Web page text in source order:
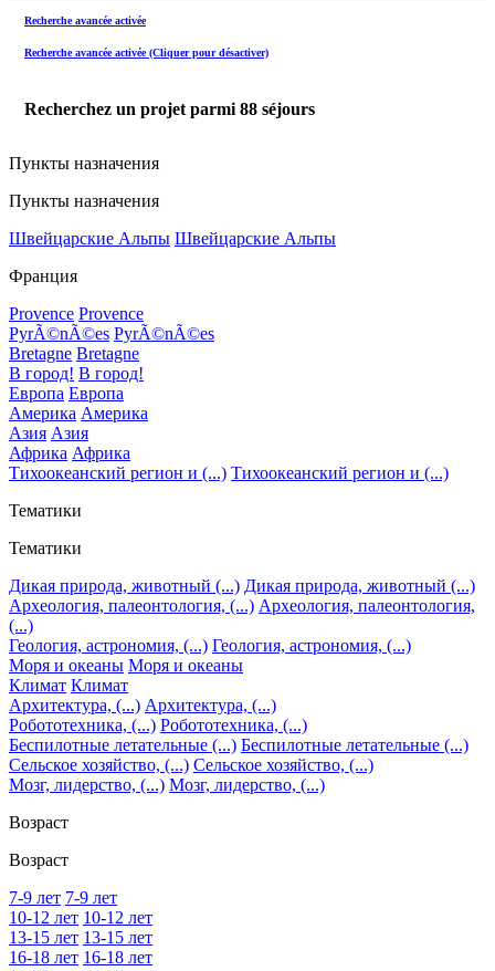
Recherche avancée activée
Recherche avancée activée (Cliquer pour désactiver)
Recherchez un projet parmi 88 séjours
Пункты назначения
Пункты назначения
Швейцарские Альпы Швейцарские Альпы
Франция
Provence Provence
PyrÃ©nÃ©es PyrÃ©nÃ©es
Bretagne Bretagne
В город! В город!
Европа Европа
Америка Америка
Азия Азия
Африка Африка
Тихоокеанский регион и (...) Тихоокеанский регион и (...)
Тематики
Тематики
Дикая природа, животный (...) Дикая природа, животный (...)
Археология, палеонтология, (...) Археология, палеонтология,
(...)
Геология, астрономия, (...) Геология, астрономия, (...)
Моря и океаны Моря и океаны
Климат Климат
Архитектура, (...) Архитектура, (...)
Робототехника, (...) Робототехника, (...)
Беспилотные летательные (...) Беспилотные летательные (...)
Сельское хозяйство, (...) Сельское хозяйство, (...)
Мозг, лидерство, (...) Мозг, лидерство, (...)
Возраст
Возраст
7-9 лет 7-9 лет
10-12 лет 10-12 лет
13-15 лет 13-15 лет
16-18 лет 16-18 лет